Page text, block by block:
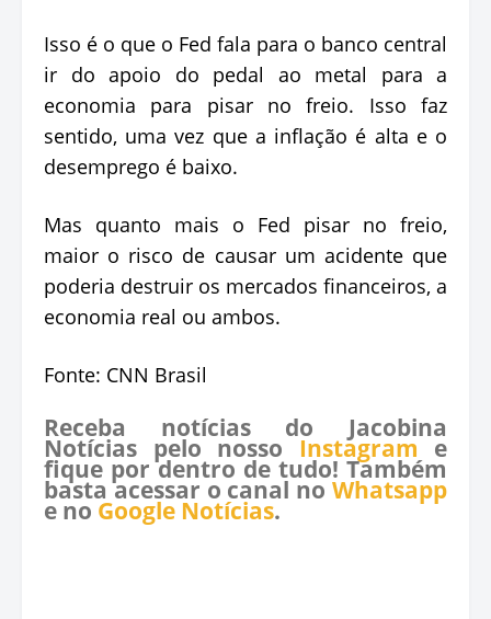
Isso é o que o Fed fala para o banco central
ir do apoio do pedal ao metal para a
economia para pisar no freio. Isso faz
sentido, uma vez que a inflação é alta e o
desemprego é baixo.
Mas quanto mais o Fed pisar no freio,
maior o risco de causar um acidente que
poderia destruir os mercados financeiros, a
economia real ou ambos.
Fonte: CNN Brasil
Receba notícias do Jacobina
Notícias pelo nosso Instagram e
fique por dentro de tudo! Também
basta acessar o canal no Whatsapp
e no Google Notícias.